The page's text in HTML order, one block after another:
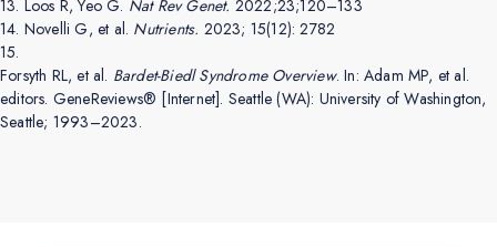
13. Loos R, Yeo G. Nat Rev Genet. 2022;23;120–133
14. Novelli G, et al. Nutrients. 2023; 15(12): 2782
15.
Forsyth RL, et al. Bardet-Biedl Syndrome Overview. In: Adam MP, et al.
editors. GeneReviews® [Internet]. Seattle (WA): University of Washington,
Seattle; 1993–2023.